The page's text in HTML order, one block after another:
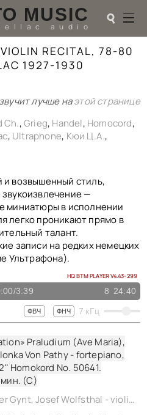
MUSIC
audio ☌
☌
RECITAL, 78-80
1927-1930
лучше наэтой странице
Ch.,Grieg, Handel, Homocord,
, Ultraphone, Кюи Ц.А.,
и возвышенный стиль,
—
миниатюры в исполнении
легко проникают прямо в
талант.
записи на редких немецких
Ультрафона).
HQ BTM PLAYER V4.43-299
/3:39 8 24:40
ФВЧ ФНЧ 7 кГц
Praludium (Ave Maria),
Von Pathy - fortepiano,
Homokord No. 50641.
(C)
Grieg - «Solveigs lied» Per Gynt, Josef Wolfsthal - violin, Staatsoper Berlin mit Orchesterbegleitung, shellac 12" Homokord No. 50647. Germany 1927,